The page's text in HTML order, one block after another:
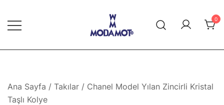
content
Modamot E-Ticaret
0
Ana Sayfa / Takılar / Chanel Model Yılan Zincirli Kristal
Taşlı Kolye